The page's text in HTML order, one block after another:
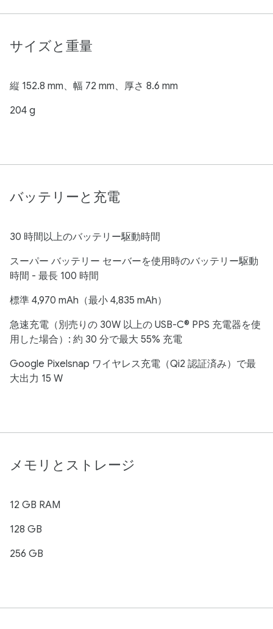
サイズと重量
縦 152.8 mm、幅 72 mm、厚さ 8.6 mm
204 g
バッテリーと充電
30 時間以上のバッテリー駆動時間
スーパー バッテリー セーバーを使用時のバッテリー駆動
時間 - 最長 100 時間
標準 4,970 mAh（最小 4,835 mAh）
急速充電（別売りの 30W 以上の USB-C® PPS 充電器を使
用した場合）: 約 30 分で最大 55% 充電
Google Pixelsnap ワイヤレス充電（Qi2 認証済み）で最
大出力 15 W
メモリとストレージ
12 GB RAM
128 GB
256 GB